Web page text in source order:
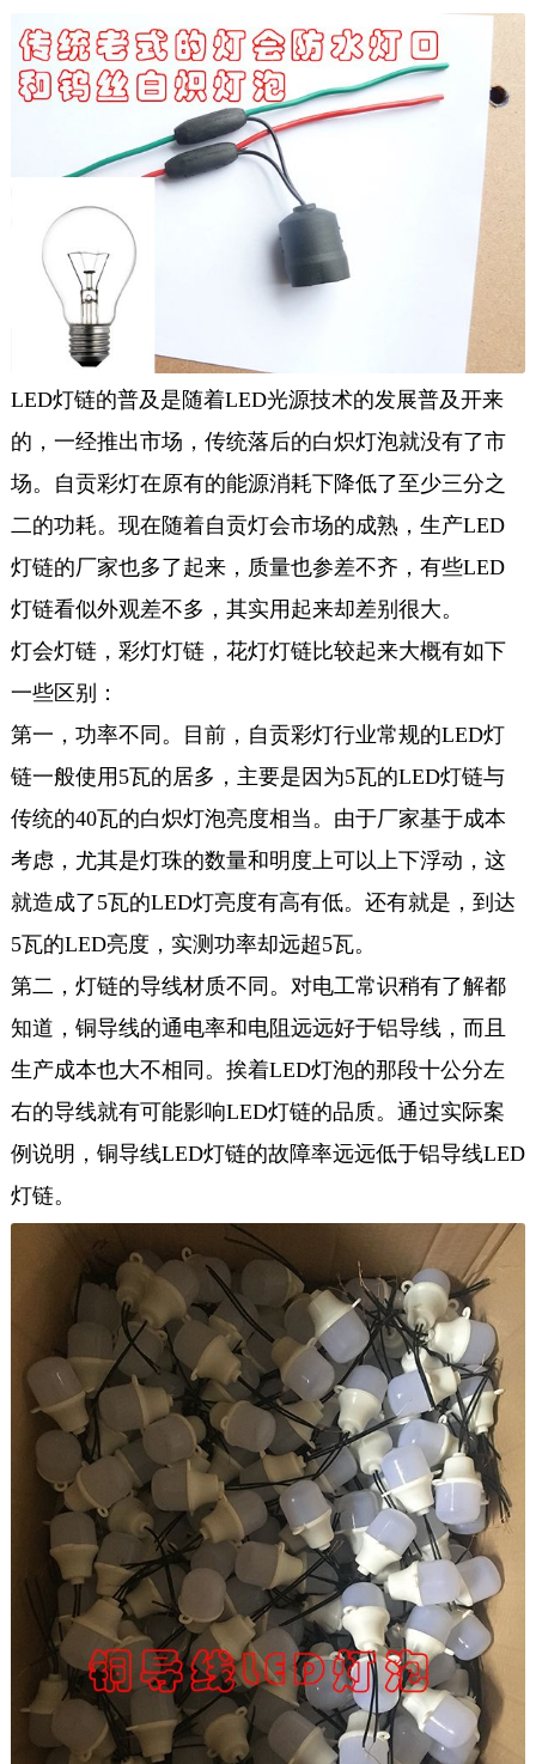
LED灯链的普及是随着LED光源技术的发展普及开来
的，一经推出市场，传统落后的白炽灯泡就没有了市
场。自贡彩灯在原有的能源消耗下降低了至少三分之
二的功耗。现在随着自贡灯会市场的成熟，生产LED
灯链的厂家也多了起来，质量也参差不齐，有些LED
灯链看似外观差不多，其实用起来却差别很大。
灯会灯链，彩灯灯链，花灯灯链比较起来大概有如下
一些区别：
第一，功率不同。目前，自贡彩灯行业常规的LED灯
链一般使用5瓦的居多，主要是因为5瓦的LED灯链与
传统的40瓦的白炽灯泡亮度相当。由于厂家基于成本
考虑，尤其是灯珠的数量和明度上可以上下浮动，这
就造成了5瓦的LED灯亮度有高有低。还有就是，到达
5瓦的LED亮度，实测功率却远超5瓦。
第二，灯链的导线材质不同。对电工常识稍有了解都
知道，铜导线的通电率和电阻远远好于铝导线，而且
生产成本也大不相同。挨着LED灯泡的那段十公分左
右的导线就有可能影响LED灯链的品质。通过实际案
例说明，铜导线LED灯链的故障率远远低于铝导线LED
灯链。